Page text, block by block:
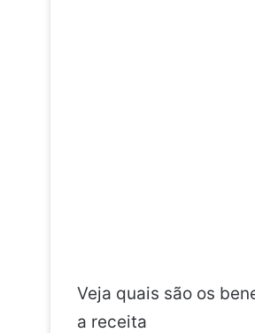
Veja quais são os
a receita